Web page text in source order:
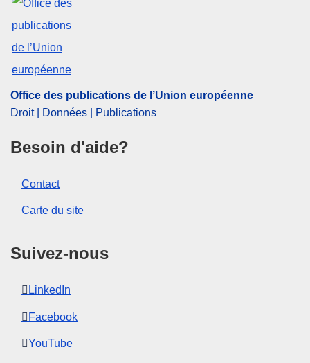
Office des publications de l’Union européenne
Droit | Données | Publications
Besoin d'aide?
Contact
Carte du site
Suivez-nous
LinkedIn
Facebook
YouTube